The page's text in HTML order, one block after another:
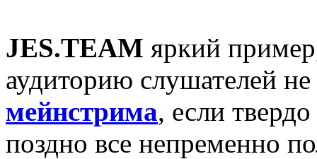
JES.TEAM яркий
аудиторию слушателей
мейнстрима, если
поздно все непременно